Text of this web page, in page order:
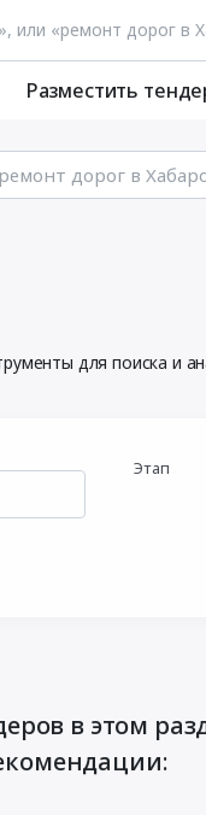
Разместить
для поиска и
Этап
в этом